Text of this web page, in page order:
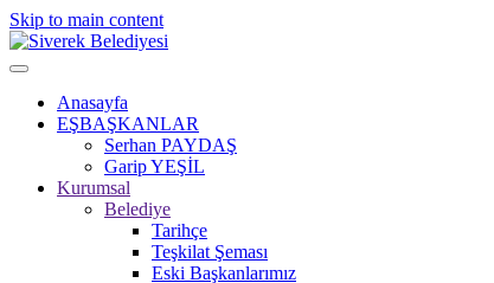
Skip to main content
Anasayfa
EŞBAŞKANLAR
Serhan PAYDAŞ
Garip YEŞİL
Kurumsal
Belediye
Tarihçe
Teşkilat Şeması
Eski Başkanlarımız